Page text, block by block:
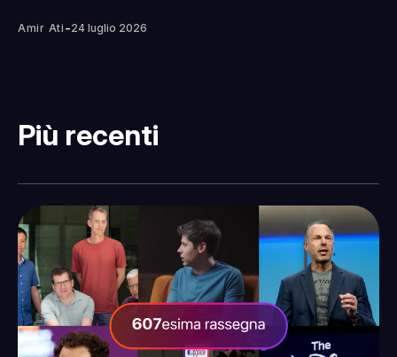
Amir Ati -24 luglio 2026
Più recenti